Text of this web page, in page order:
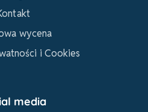
wycena
i Cookies
media